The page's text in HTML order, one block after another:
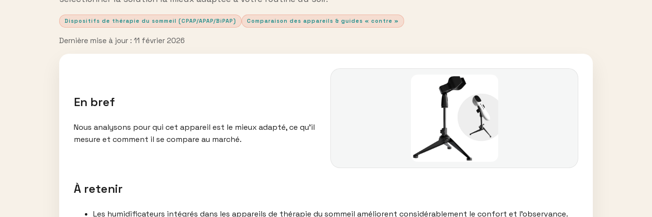
Dispositifs de thérapie du sommeil (CPAP/APAP/BiPAP) Comparaison des appareils & guides « contre »
Dernière mise à jour : 11 février 2026
En bref
Nous analysons pour qui cet appareil est le mieux adapté, ce qu’il
mesure et comment il se compare au marché.
À retenir
Les humidificateurs intégrés dans les appareils de thérapie du sommeil améliorent considérablement le confort et l’observance.